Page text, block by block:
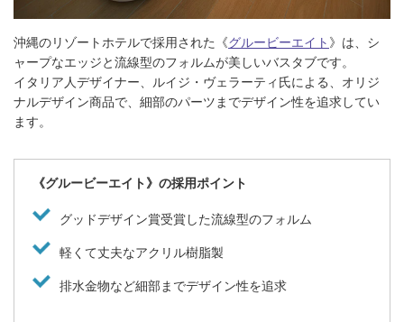
沖縄のリゾートホテルで採用された《グルービーエイト 》は、シ
ャープなエッジと流線型のフォルムが美しいバスタブです。
イタリア人デザイナー、ルイジ・ヴェラーティ氏による、オリジ
ナルデザイン商品で、細部のパーツまでデザイン性を追求してい
ます。
《グルービーエイト》の採用ポイント
グッドデザイン賞受賞した流線型のフォルム
軽くて丈夫なアクリル樹脂製
排水金物など細部までデザイン性を追求